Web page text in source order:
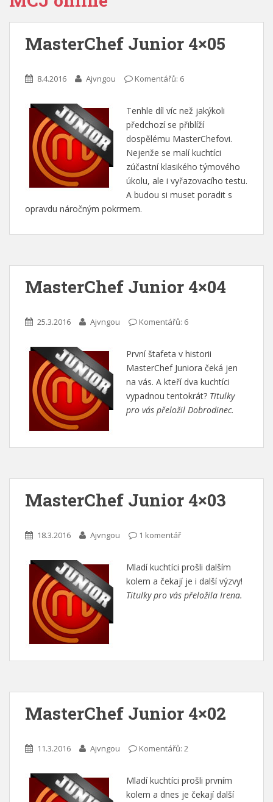
MasterChef Junior 4×05
8.4.2016 Ajvngou Komentářů: 6
Tenhle díl víc než jakýkoli
předchozí se přiblíží
dospělému MasterChefovi.
Nejenže se malí kuchtíci
zúčastní klasikého týmového
úkolu, ale i vyřazovacího testu.
A budou si muset poradit s
opravdu náročným pokrmem.
MasterChef Junior 4×04
25.3.2016 Ajvngou Komentářů: 6
První štafeta v historii
MasterChef Juniora čeká jen
na vás. A kteří dva kuchtíci
vypadnou tentokrát? Titulky
pro vás přeložil Dobrodinec.
MasterChef Junior 4×03
18.3.2016 Ajvngou 1 komentář
Mladí kuchtíci prošli dalším
kolem a čekají je i další výzvy!
Titulky pro vás přeložila Irena.
MasterChef Junior 4×02
11.3.2016 Ajvngou Komentářů: 2
Mladí kuchtíci prošli prvním
kolem a dnes je čekají další